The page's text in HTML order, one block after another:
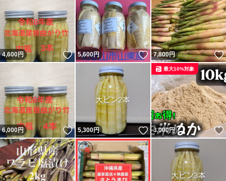
4,600円 いいね！
5,600円 いいね！
7,800円
6,000円 いいね！
5,300円 いいね！
3,000円
最大10%対象